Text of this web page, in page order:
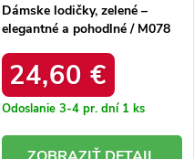
Dámske lodičky, zelené –
elegantné a pohodlné / M078
24,60 €
Odoslanie 3-4 pr. dní 1 ks